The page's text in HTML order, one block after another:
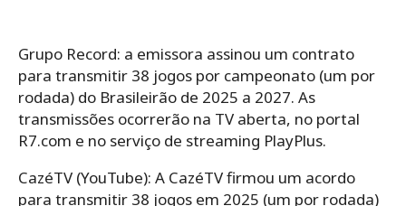
Grupo Record: a emissora assinou um contrato
para transmitir 38 jogos por campeonato (um por
rodada) do Brasileirão de 2025 a 2027. As
transmissões ocorrerão na TV aberta, no portal
R7.com e no serviço de streaming PlayPlus.
CazéTV (YouTube): A CazéTV firmou um acordo
para transmitir 38 jogos em 2025 (um por rodada)